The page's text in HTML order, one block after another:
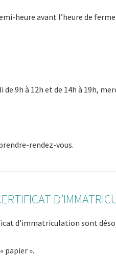
heure avant l’heure de
9h à 12h et de 14h à 19h,
rendez-vous.
d’immatriculation sont
papier ».